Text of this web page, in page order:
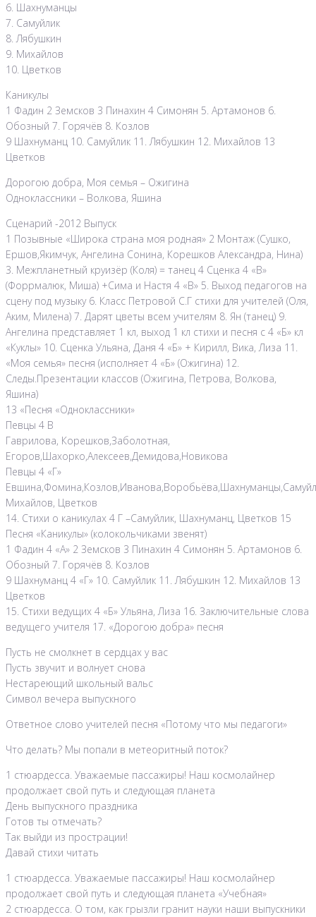
6. Шахнуманцы
7. Самуйлик
8. Лябушкин
9. Михайлов
10. Цветков
Каникулы
1 Фадин 2 Земсков 3 Пинахин 4 Симонян 5. Артамонов 6.
Обозный 7. Горячёв 8. Козлов
9 Шахнуманц 10. Самуйлик 11. Лябушкин 12. Михайлов 13
Цветков
Дорогою добра, Моя семья – Ожигина
Одноклассники – Волкова, Яшина
Сценарий -2012 Выпуск
1 Позывные «Широка страна моя родная» 2 Монтаж (Сушко,
Ершов,Якимчук, Ангелина Сонина, Корешков Александра, Нина)
3. Межпланетный круизёр (Коля) = танец 4 Сценка 4 «В»
(Форрмалюк, Миша) +Сима и Настя 4 «В» 5. Выход педагогов на
сцену под музыку 6. Класс Петровой С.Г стихи для учителей (Оля,
Аким, Милена) 7. Дарят цветы всем учителям 8. Ян (танец) 9.
Ангелина представляет 1 кл, выход 1 кл стихи и песня с 4 «Б» кл
«Куклы» 10. Сценка Ульяна, Даня 4 «Б» + Кирилл, Вика, Лиза 11.
«Моя семья» песня (исполняет 4 «Б» (Ожигина) 12.
Следы.Презентации классов (Ожигина, Петрова, Волкова,
Яшина)
13 «Песня «Одноклассники»
Певцы 4 В
Гаврилова, Корешков,Заболотная,
Егоров,Шахорко,Алексеев,Демидова,Новикова
Певцы 4 «Г»
Михайлов, Цветков
14. Стихи о каникулах 4 Г –Самуйлик, Шахнуманц, Цветков 15
Песня «Каникулы» (колокольчиками звенят)
1 Фадин 4 «А» 2 Земсков 3 Пинахин 4 Симонян 5. Артамонов 6.
Обозный 7. Горячёв 8. Козлов
9 Шахнуманц 4 «Г» 10. Самуйлик 11. Лябушкин 12. Михайлов 13
Цветков
15. Стихи ведущих 4 «Б» Ульяна, Лиза 16. Заключительные слова
ведущего учителя 17. «Дорогою добра» песня
Пусть не смолкнет в сердцах у вас
Пусть звучит и волнует снова
Нестареющий школьный вальс
Символ вечера выпускного
Ответное слово учителей песня «Потому что мы педагоги»
Что делать? Мы попали в метеоритный поток?
1 стюардесса. Уважаемые пассажиры! Наш космолайнер
продолжает свой путь и следующая планета
День выпускного праздника
Готов ты отмечать?
Так выйди из прострации!
Давай стихи читать
1 стюардесса. Уважаемые пассажиры! Наш космолайнер
продолжает свой путь и следующая планета «Учебная»
2 стюардесса. О том, как грызли гранит науки наши выпускники